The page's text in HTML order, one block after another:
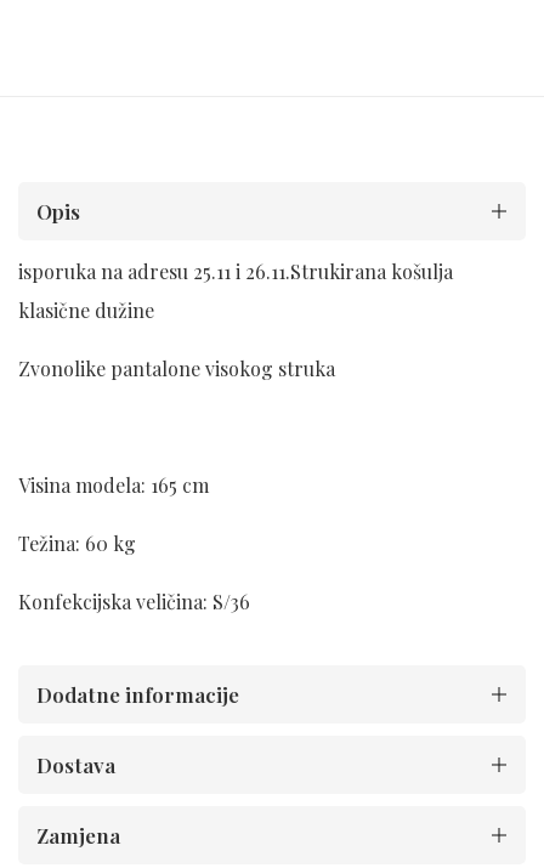
Opis
isporuka na adresu 25.11 i 26.11.Strukirana košulja
klasične dužine
Zvonolike pantalone visokog struka
Visina modela: 165 cm
Težina: 60 kg
Konfekcijska veličina: S/36
Dodatne informacije
Dostava
Zamjena